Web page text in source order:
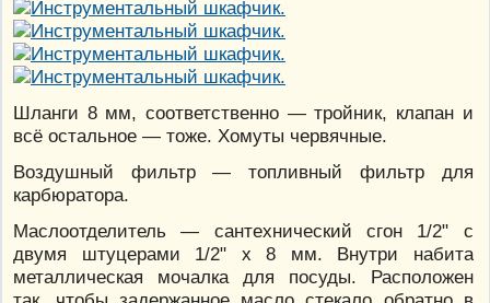
Шланги 8 мм, соответственно — тройник, клапан и
всё остальное — тоже. Хомуты червячные.
Воздушный фильтр — топливный фильтр для
карбюратора.
Маслоотделитель — сантехнический сгон 1/2" с
двумя штуцерами 1/2" х 8 мм. Внутри набита
металлическая мочалка для посуды. Расположен